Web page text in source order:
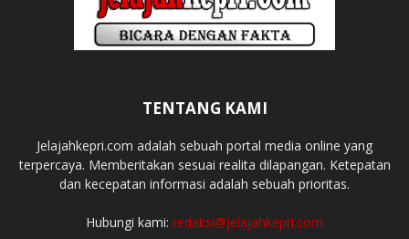
TENTANG KAMI
Jelajahkepri.com adalah sebuah portal media online yang
terpercaya. Memberitakan sesuai realita dilapangan. Ketepatan
dan kecepatan informasi adalah sebuah prioritas.
Hubungi kami: redaksi@jelajahkepri.com